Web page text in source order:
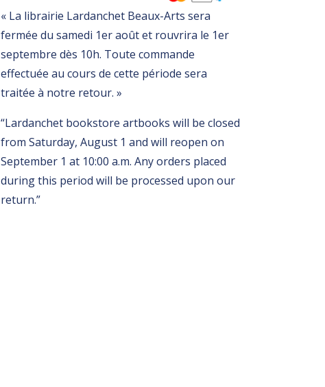
« La librairie Lardanchet Beaux-Arts sera
fermée du samedi 1er août et rouvrira le 1er
septembre dès 10h. Toute commande
effectuée au cours de cette période sera
traitée à notre retour. »
“Lardanchet bookstore artbooks will be closed
from Saturday, August 1 and will reopen on
September 1 at 10:00 a.m. Any orders placed
during this period will be processed upon our
return.”